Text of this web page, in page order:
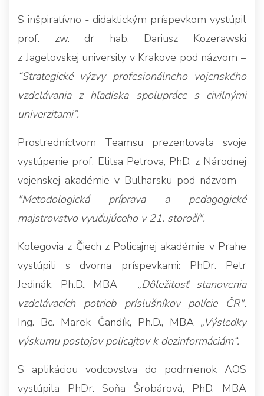
S inšpiratívno - didaktickým príspevkom vystúpil
prof. zw. dr hab. Dariusz Kozerawski
z Jagelovskej university v Krakove pod názvom –
“Strategické výzvy profesionálneho vojenského
vzdelávania z hľadiska spolupráce s civilnými
univerzitami”.
Prostredníctvom Teamsu prezentovala svoje
vystúpenie prof. Elitsa Petrova, PhD. z Národnej
vojenskej akadémie v Bulharsku pod názvom –
"Metodologická príprava a pedagogické
majstrovstvo vyučujúceho v 21. storočí".
Kolegovia z Čiech z Policajnej akadémie v Prahe
vystúpili s dvoma príspevkami: PhDr. Petr
Jedinák, Ph.D., MBA – „Dôležitosť stanovenia
vzdelávacích potrieb príslušníkov polície ČR".
Ing. Bc. Marek Čandík, Ph.D., MBA „Výsledky
výskumu postojov policajtov k dezinformáciám“.
S aplikáciou vodcovstva do podmienok AOS
vystúpila PhDr. Soňa Šrobárová, PhD. MBA